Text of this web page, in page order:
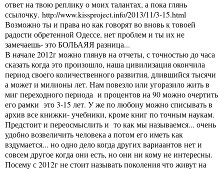
ответ на твою реплику о моих талантах, а пока глянь
ссылочку. http://www.kissproject.info/2013/11/3-15.html
Возможно ты и права но как говорят во вновь к товоей
радости обретенной Одессе, нет проблем и ты их не
замечаешь- это БОЛЬАЯЯ разница...
В начале 2012г можно глянув на отчеты, с точностью до часа
сказать когда это произошло, наша цивилизация окончила
период своего количественного развития, длившийся тысячи
а может и милионы лет. Нам повезло или угоразило жить в
миг переходного периода и процентов на 90 можно очертить
его рамки это 3-15 лет. У же по любоиу можно списывать в
архив все книжки- учебники, кроме книг по точным наукам.
Предстоит и переосмыслить и то как мы называемся... очень
удобно возвеличить человека а потом его иметь как
вздумается... но одно дело когда других вариаантов нет и
совсем другое когда они есть, но они ни кому не интересны.
Посему с 2012г не стоит называть поколения что живут на